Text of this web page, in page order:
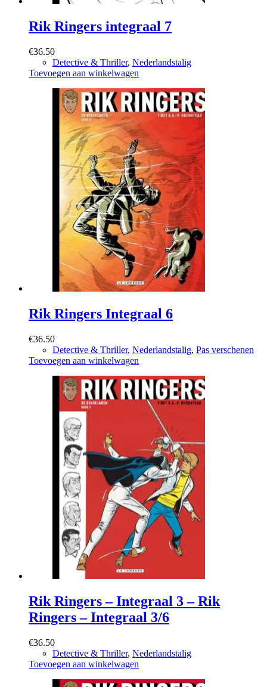
Rik Ringers integraal 7
€36.50
Detective & Thriller, Nederlandstalig
Toevoegen aan winkelwagen
Rik Ringers Integraal 6
€36.50
Detective & Thriller, Nederlandstalig, Pas verschenen
Toevoegen aan winkelwagen
Rik Ringers – Integraal 3 – Rik
Ringers – Integraal 3/6
€36.50
Detective & Thriller, Nederlandstalig
Toevoegen aan winkelwagen